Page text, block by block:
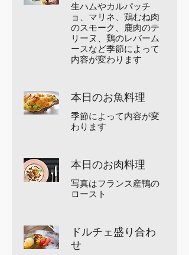
生ハムやカルパッチ
ョ、マリネ、鶏むね肉
のスモーク、鹿肉のテ
リーヌ、鶏のレバーム
ースなど季節によって
内容が変わります
本日のお魚料理
季節によって内容が変
わります
本日のお肉料理
写真はフランス産鴨の
ロースト
ドルチェ盛り合わ
せ